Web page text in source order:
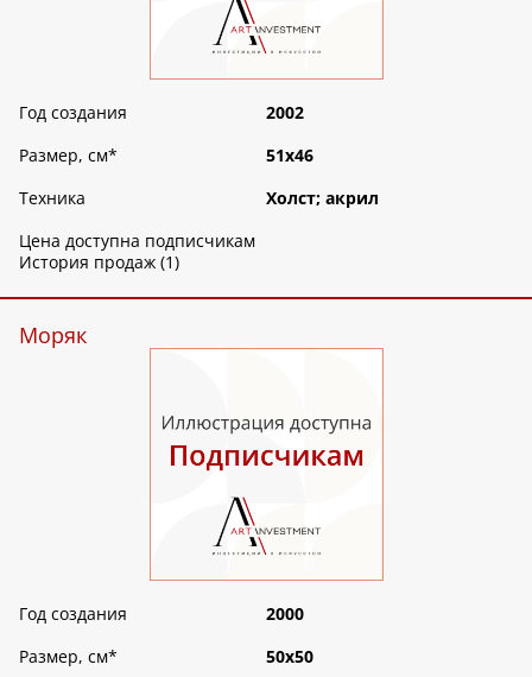
Год создания
2002
Размер, см*
51х46
Техника
Холст; акрил
Цена доступна подписчикам
История продаж (1)
Моряк
Год создания
2000
Размер, см*
50х50